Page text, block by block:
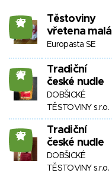
27
Těstoviny
vřetena malá
Europasta SE
27
Tradiční
české nudle
DOBŠICKÉ
TĚSTOVINY s.r.o.
27
Tradiční
české nudle
DOBŠICKÉ
TĚSTOVINY s.r.o.